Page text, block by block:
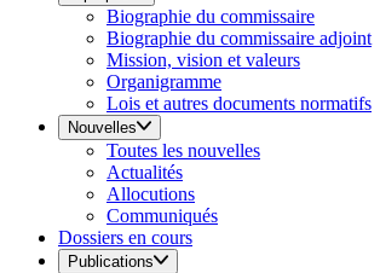
Biographie du commissaire
Biographie du commissaire adjoint
Mission, vision et valeurs
Organigramme
Lois et autres documents normatifs
Nouvelles
Toutes les nouvelles
Actualités
Allocutions
Communiqués
Dossiers en cours
Publications